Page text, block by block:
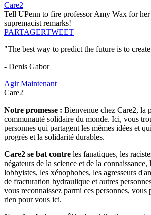
Care2
Tell UPenn to fire professor Amy Wax for
supremacist remarks!
PARTAGERTWEET
"The best way to predict the future is to
- Denis Gabor
Agir Maintenant
Care2
Notre promesse : Bienvenue chez Care2, la
communauté solidaire du monde. Ici, vous
personnes qui partagent les mêmes idées et
progrès et la solidarité durables.
Care2 se bat contre les fanatiques, les
négateurs de la science et de la connaissance,
lobbyistes, les xénophobes, les agresseurs
de fracturation hydraulique et autres
vous reconnaissez parmi ces personnes,
rien pour vous ici.